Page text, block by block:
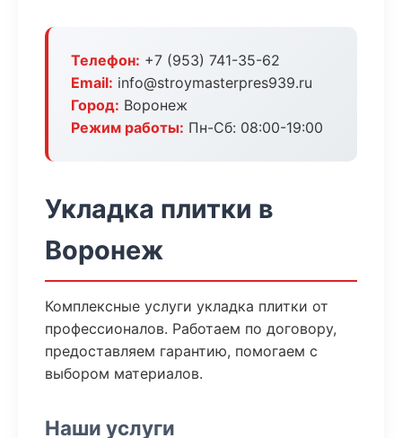
Телефон: +7 (953) 741-35-62
Email: info@stroymasterpres939.ru
Город: Воронеж
Режим работы: Пн-Сб: 08:00-19:00
Укладка плитки в
Воронеж
Комплексные услуги укладка плитки от
профессионалов. Работаем по договору,
предоставляем гарантию, помогаем с
выбором материалов.
Наши услуги